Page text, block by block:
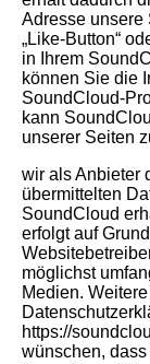
wir als Anbieter der Seiten keine Kenntnis vom Inhalt der übermittelten Daten sowie deren Nutzung durch SoundCloud erhalten. Die Nutzung von SoundCloud erfolgt auf Grundlage des Art. 6 Abs. 1 lit. f DSGVO. Der Websitebetreiber hat ein berechtigtes Interesse an einer möglichst umfangreichen Sichtbarkeit in den Sozialen Medien. Weitere Informationen hierzu finden Sie in der Datenschutzerklärung von SoundCloud unter: https://soundcloud.com/pages/privacy. Wenn Sie nicht wünschen, dass SoundCloud den Besuch unserer Seiten Ihrem SoundCloud- Benutzerkonto zuordnet, loggen Sie sich bitte aus Ihrem SoundCloud-Benutzerkonto aus bevor Sie Inhalte des SoundCloudPlugins aktivieren. Spotify Auf unseren Seiten sind Funktionen des Musik-Dienstes Spotify eingebunden. Anbieter ist die Spotify AB, Birger Jarlsgatan 61, 113 56 Stockholm in Schweden. Die Spotify Plugins erkennen Sie an dem grünen Logo auf unserer Seite. Eine Übersicht über die Spotify-Plugins finden Sie unter: https://developer.spotify.com. Cookie Einstellungen Dadurch kann beim Besuch unserer Seiten über das Plugin eine direkte Verbindung zwischen Ihrem Browser und dem Spotify-Server hergestellt werden. Spotify erhält dadurch die Information, dass Sie mit Ihrer IP-Adresse unsere Seite besucht haben. Wenn Sie den Spotify Button anklicken während Sie in Ihrem Spotify-Account eingeloggt sind, können Sie die Inhalte unserer Seiten auf Ihrem Spotify Profil verlinken. Dadurch kann Spotify den Besuch unserer Seiten Ihrem Benutzerkonto zuordnen. Die Datenverarbeitung erfolgt auf Grundlage von Art. 6 Abs. 1 lit. f DSGVO. Der Websitebetreiber hat ein berechtigtes Interesse an der ansprechenden akustischen Ausgestaltung seiner Website. Weitere Informationen hierzu finden Sie in der Datenschutzerklärung von Spotify: https://www.spotify.com/de/legal/privacy-policy/. Wenn Sie nicht wünschen, dass Spotify den Besuch unserer Seiten Ihrem Spotify-Nutzerkonto zuordnen kann, loggen Sie sich bitte aus Ihrem Spotify-Benutzerkonto aus. Zendesk Zur Bearbeitung von Nutzeranfragen verwenden wir das CRM-System Zendesk. Anbieter ist die Zendesk, Inc, 1019 Market Street in San Francisco, CA 94103 USA. Wir nutzen Zendesk, um Ihre Anfragen schnell und effizient bearbeiten zu können. Rechtsgrundlage für die Verarbeitung Ihrer Daten ist das berechtigte Interesse auf Grundlage von Art. 6 Abs. 1 lit. f DSGVO. Zendesk ist als US-amerikanischer Anbieter Privacy-Shield zertifiziert und verpflichtet sich dadurch, das Datenschutzrecht der EU einzuhalten. Zusätzlich haben wir mit Zendesk einen Vertrag über Auftragsverarbeitung (Data Processing Agreement, DPA) abgeschlossen. Dadurch ist sichergestellt, dass Zendesk die Nutzer-Daten nur im Rahmen der EU-Datenschutznormen ausschließlich zur Verarbeitung der Anfragen nutzt und diese nicht an Dritte weiter gibt. Sie können